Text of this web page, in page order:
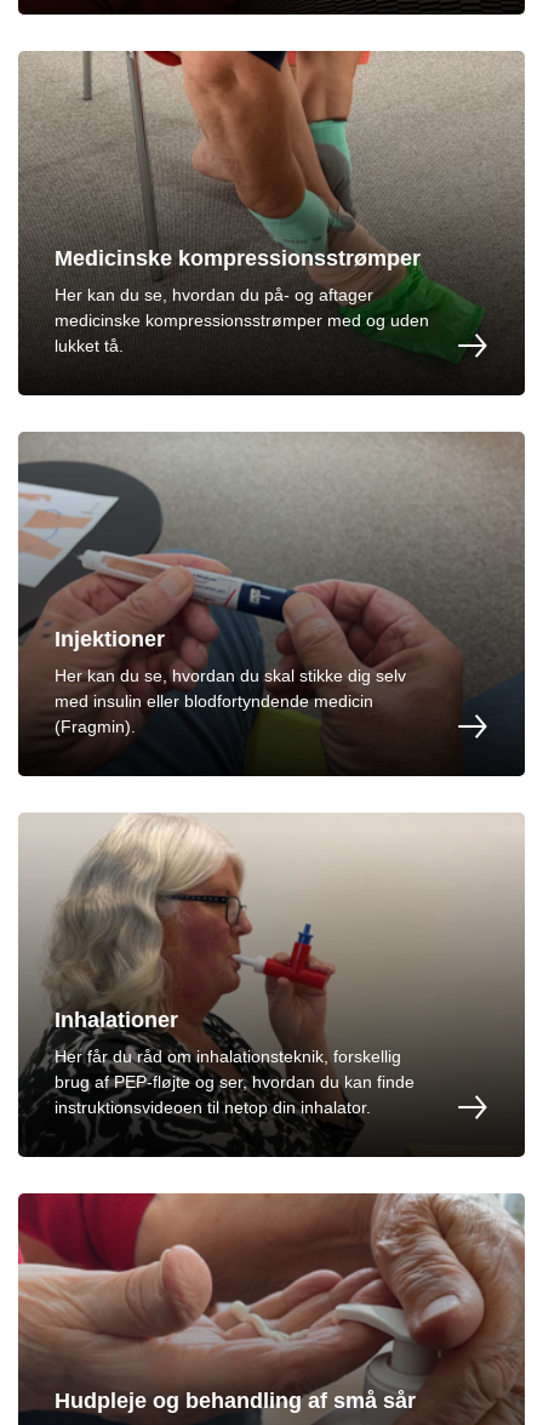
Medicinske kompressionsstrømper
Her kan du se, hvordan du på- og aftager
medicinske kompressionsstrømper med og uden
lukket tå.
Injektioner
Her kan du se, hvordan du skal stikke dig selv
med insulin eller blodfortyndende medicin
(Fragmin).
Inhalationer
Her får du råd om inhalationsteknik, forskellig
brug af PEP-fløjte og ser, hvordan du kan finde
instruktionsvideoen til netop din inhalator.
Hudpleje og behandling af små sår